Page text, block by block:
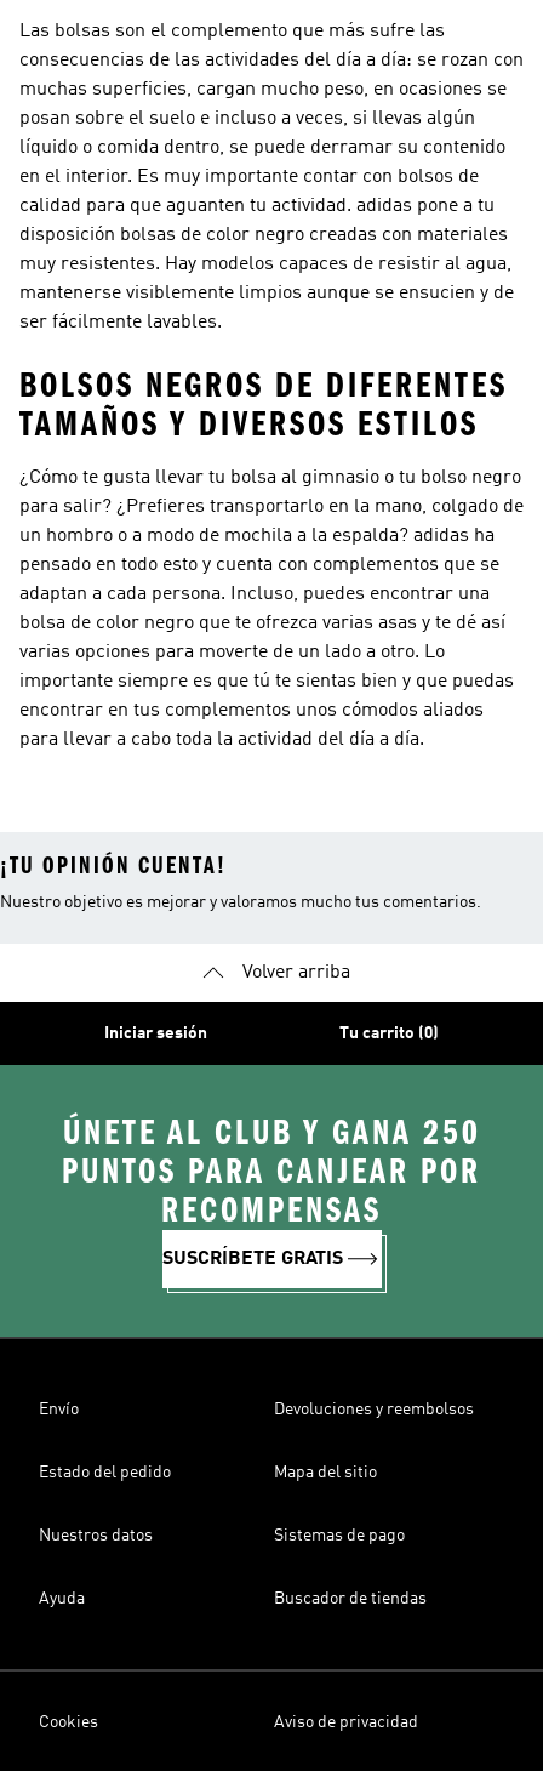
Las bolsas son el complemento que más sufre las
consecuencias de las actividades del día a día: se rozan con
muchas superficies, cargan mucho peso, en ocasiones se
posan sobre el suelo e incluso a veces, si llevas algún
líquido o comida dentro, se puede derramar su contenido
en el interior. Es muy importante contar con bolsos de
calidad para que aguanten tu actividad. adidas pone a tu
disposición bolsas de color negro creadas con materiales
muy resistentes. Hay modelos capaces de resistir al agua,
mantenerse visiblemente limpios aunque se ensucien y de
ser fácilmente lavables.
BOLSOS NEGROS DE DIFERENTES
TAMAÑOS Y DIVERSOS ESTILOS
¿Cómo te gusta llevar tu bolsa al gimnasio o tu bolso negro
para salir? ¿Prefieres transportarlo en la mano, colgado de
un hombro o a modo de mochila a la espalda? adidas ha
pensado en todo esto y cuenta con complementos que se
adaptan a cada persona. Incluso, puedes encontrar una
bolsa de color negro que te ofrezca varias asas y te dé así
varias opciones para moverte de un lado a otro. Lo
importante siempre es que tú te sientas bien y que puedas
encontrar en tus complementos unos cómodos aliados
para llevar a cabo toda la actividad del día a día.
¡TU OPINIÓN CUENTA!
Nuestro objetivo es mejorar y valoramos mucho tus comentarios.
Volver arriba
Iniciar sesión Tu carrito (0)
ÚNETE AL CLUB Y GANA 250
PUNTOS PARA CANJEAR POR
RECOMPENSAS
SUSCRÍBETE GRATIS
Envío Devoluciones y reembolsos
Estado del pedido Mapa del sitio
Nuestros datos Sistemas de pago
Ayuda Buscador de tiendas
Cookies Aviso de privacidad